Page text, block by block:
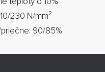
230 N/mm2
90/85%